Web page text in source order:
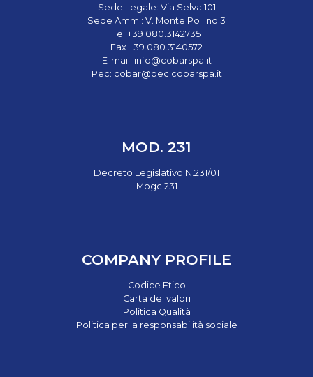
Sede Legale: Via Selva 101
Sede Amm.: V. Monte Pollino 3
Tel +39 080.3142735
Fax +39.080.3140572
E-mail: info@cobarspa.it
Pec: cobar@pec.cobarspa.it
MOD. 231
Decreto Legislativo N.231/01
Mogc 231
COMPANY PROFILE
Codice Etico
Carta dei valori
Politica Qualità
Politica per la responsabilità sociale